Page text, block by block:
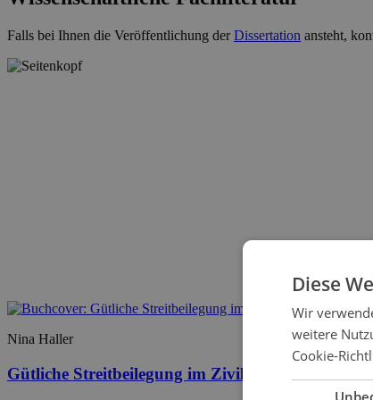
Falls bei Ihnen die Veröffentlichung derDissertation ansteht,
Nina Haller
Gütliche Streitbeilegung im Zivilprozess: ein sich
Diese
Wir
weitere
Cookie-